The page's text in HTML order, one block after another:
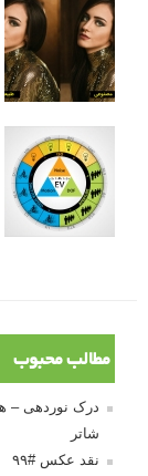
مطالب محبوب
شاتر
نقد عکس #۹۹